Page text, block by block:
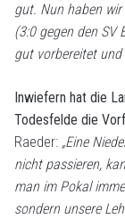
gut. Nun haben
(3:0 gegen den SV
gut vorbereitet und
Inwiefern hat die
Todesfelde die
Raeder: „Eine
nicht passieren,
man im Pokal
sondern unsere